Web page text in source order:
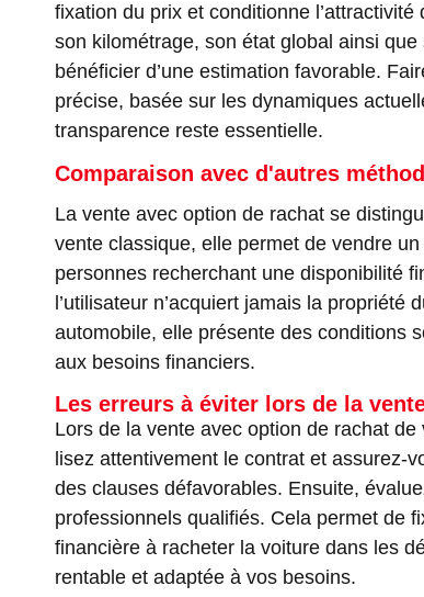
fixation du prix et conditionne
son kilométrage, son état global ainsi
bénéficier d’une estimation favorable.
précise, basée sur les dynamiques
transparence reste essentielle.
Comparaison avec d'autres
La vente avec option de rachat se
vente classique, elle permet de vendre
personnes recherchant une disponibilité
l’utilisateur n’acquiert jamais la
automobile, elle présente des conditions
aux besoins financiers.
Les erreurs à éviter lors de la
Lors de la vente avec option de rachat
lisez attentivement le contrat et assurez-
des clauses défavorables. Ensuite,
professionnels qualifiés. Cela permet de
financière à racheter la voiture dans les
rentable et adaptée à vos besoins.